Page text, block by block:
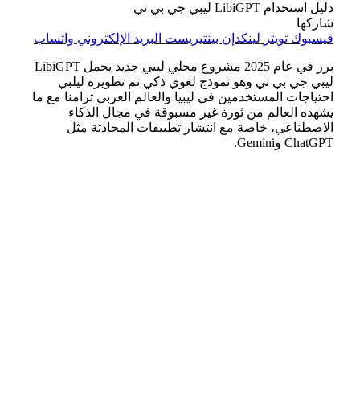
دليل استخدام LibiGPT ليبي جي بي تي
شاركها
فيسبوك تويتر لينكدإن بينتيريست البريد الإلكتروني واتساب
برز في عام 2025 مشروع محلي ليبي جديد يحمل LibiGPT
ليبي جي بي تي وهو نموذج لغوي ذكي تم تطويره ليلبي
احتياجات المستخدمين في ليبيا والعالم العربي تزامنا مع ما
يشهده العالم من ثورة غير مسبوقة في مجال الذكاء
الاصطناعي، خاصة مع انتشار تطبيقات المحادثة مثل
ChatGPT وGemini.